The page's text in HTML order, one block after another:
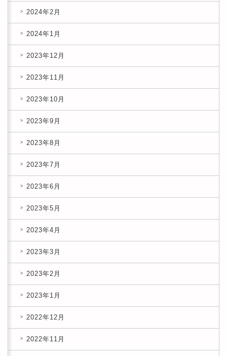
2024年2月
2024年1月
2023年12月
2023年11月
2023年10月
2023年9月
2023年8月
2023年7月
2023年6月
2023年5月
2023年4月
2023年3月
2023年2月
2023年1月
2022年12月
2022年11月